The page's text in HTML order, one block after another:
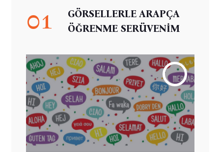
01
GÖRSELLERLE ARAPÇA
ÖĞRENME SERÜVENİM